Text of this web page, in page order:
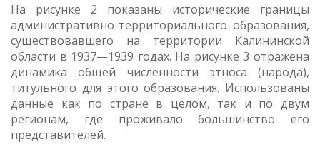
На рисунке 2 показаны исторические границы
административно-территориального образования,
существовавшего на территории Калининской
области в 1937—1939 годах. На рисунке 3 отражена
динамика общей численности этноса (народа),
титульного для этого образования. Использованы
данные как по стране в целом, так и по двум
регионам, где проживало большинство его
представителей.